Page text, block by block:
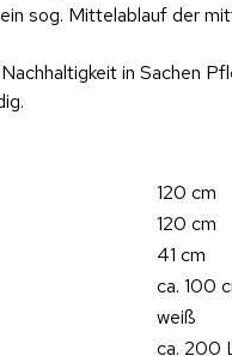
sog. Mittelablauf der
in Sachen
120 cm
120 cm
41 cm
ca. 100
weiß
ca. 200